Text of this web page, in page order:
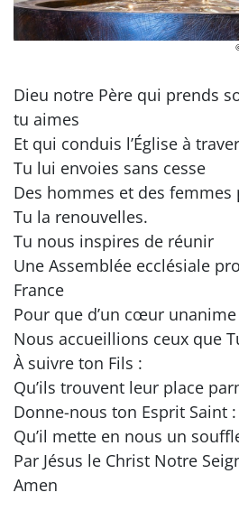
Dieu notre Père qui prends
tu aimes
Et qui conduis l’Église à
Tu lui envoies sans cesse
Des hommes et des femmes
Tu la renouvelles.
Tu nous inspires de réunir
Une Assemblée ecclésiale
France
Pour que d’un cœur unanime
Nous accueillions ceux que
À suivre ton Fils :
Qu’ils trouvent leur place
Donne-nous ton Esprit Saint :
Qu’il mette en nous un
Par Jésus le Christ Notre
Amen